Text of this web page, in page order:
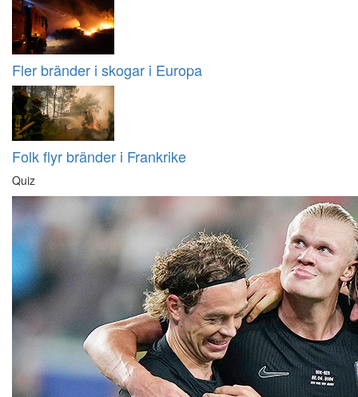
Fler bränder i skogar i Europa
Folk flyr bränder i Frankrike
Quiz